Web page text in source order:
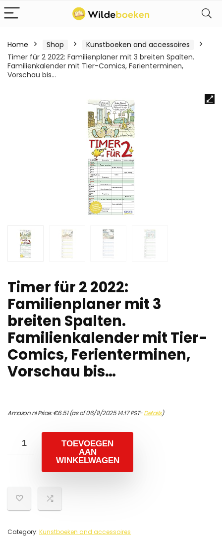
Home Shop
Kunstboeken and accessoires
Timer für 2 2022: Familienplaner mit 3 breiten Spalten.
Familienkalender mit Tier-Comics, Ferienterminen,
Vorschau bis…
Timer für 2 2022:
Familienplaner mit 3
breiten Spalten.
Familienkalender mit Tier-
Comics, Ferienterminen,
Vorschau bis…
Amazon.nl Price:€6.51(as of 06/11/2025 14:17 PST-Details)
TOEVOEGEN
AAN
WINKELWAGEN
Category: Kunstboeken and accessoires